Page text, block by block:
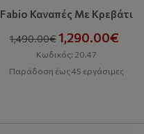
Fabio Καναπές Με Κρεβάτι
1,490.00€1,290.00€
Κωδικός: 20.47
Παράδοση έως 45 εργάσιμες